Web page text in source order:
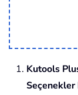
Kutools
Seçenekler